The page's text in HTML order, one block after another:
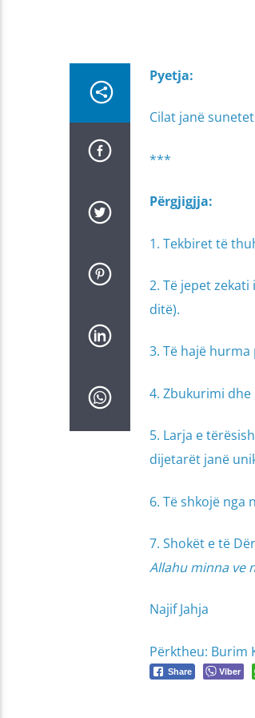
Pyetja:
Cilat janë
***
Përgjigjja:
1. Tekbiret të
2. Të jepet
ditë).
3. Të hajë
4. Zbukurimi
5. Larja e
dijetarët janë
6. Të shkojë
Allahu minna ve
Najif Jahja
Përktheu: Burim
Share Viber